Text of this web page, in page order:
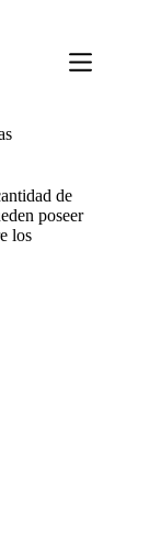
de
poseer
los